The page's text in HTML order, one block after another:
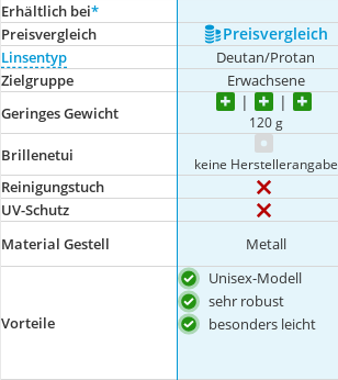
Erhältlich bei*
Preis­vergleich
Preis­vergleich
Linsentyp Deutan/Protan
Zielgruppe Erwachsene
Geringes Gewicht
120 g
Brillenetui keine Herstellerangabe
Reinigungstuch
UV-Schutz
Material Gestell
Metall
Vorteile
Unisex-Modell
sehr robust
besonders leicht